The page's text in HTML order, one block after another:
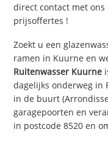
direct contact met ons
prijsoffertes !
Zoekt u een
ramen in Kuurne en
Ruitenwasser Kuurne
dagelijks onderweg in
in de buurt
garagepoorten en
in postcode 8520 en